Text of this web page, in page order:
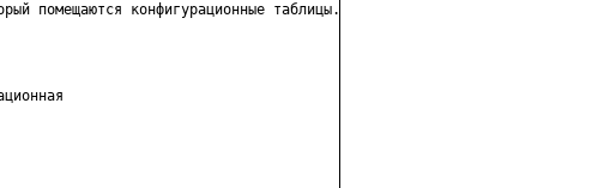
помещаются конфигурационные таблицы.